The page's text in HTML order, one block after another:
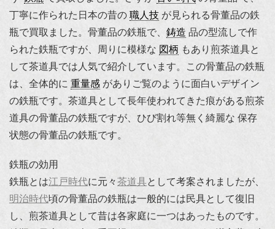
丁寧に作られた日本の昔の 職人技 が見られる骨董品の鉄
瓶で買取ました。骨董品の鉄瓶で、 鋳造 品の型流しで作
られた鉄瓶ですが、周りに模様な 図柄 もあり煎茶道具と
して茶道具では人気で紹介しています。この骨董品の鉄瓶
は、全体的に 重量感 がありご覧のように面白いデザイン
の鉄瓶です。茶道具として長年使われてきた痕がある煎茶
道具の骨董品の鉄瓶ですが、ひび割れ等無く綺麗な 保存
状態の骨董品の鉄瓶です。
鉄瓶の効用
鉄瓶とは江戸時代に元々茶道具として考案されましたが、
明治時代頃の骨董品の鉄瓶は一般的には民具として復旧
し、煎茶道具として昔は各家庭に一つはあったものです。